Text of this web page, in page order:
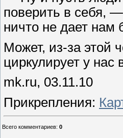
поверить в себя,
ничто не дает
Может, из-за этой
циркулирует у нас
mk.ru, 03.11.10
Прикрепления:
Всего комментариев: 0